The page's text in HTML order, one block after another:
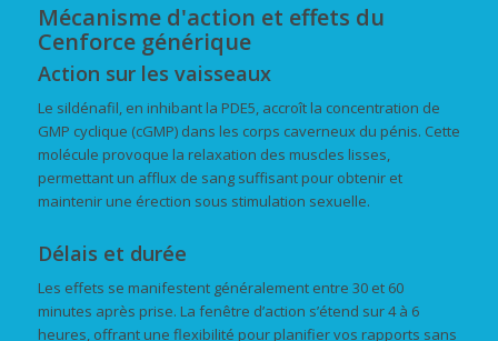
Mécanisme d'action et effets du
Cenforce générique
Action sur les vaisseaux
Le sildénafil, en inhibant la PDE5, accroît la concentration de
GMP cyclique (cGMP) dans les corps caverneux du pénis. Cette
molécule provoque la relaxation des muscles lisses,
permettant un afflux de sang suffisant pour obtenir et
maintenir une érection sous stimulation sexuelle.
Délais et durée
Les effets se manifestent généralement entre 30 et 60
minutes après prise. La fenêtre d’action s’étend sur 4 à 6
heures, offrant une flexibilité pour planifier vos rapports sans